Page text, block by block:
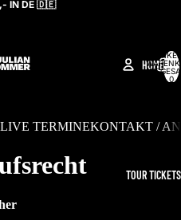
IN DE 🇩🇪
HOME
TOUR TICKETS
0
LIVE TERMINEKONTAKT /